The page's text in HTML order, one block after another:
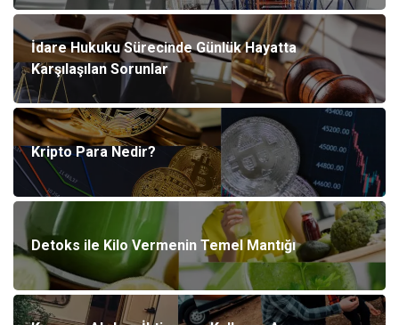
Hizmet Mobilya
Tatil Eğlence
Finans & Ekonomi Güzellik
Maden ve Metal Bahçe Ev
Hediyelik Eşya Plastik
Aksesuar Nakliyat
Ambalaj Endüstriyel Ürünler
İdare Hukuku Sürecinde Günlük Hayatta
Karşılaşılan Sorunlar
Kripto Para Nedir?
Detoks ile Kilo Vermenin Temel Mantığı